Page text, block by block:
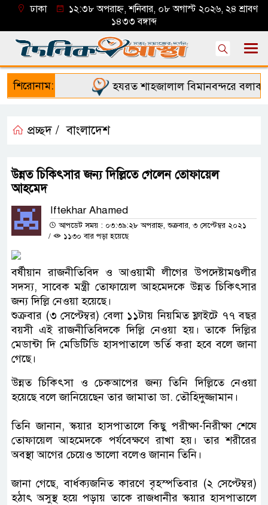
ঢাকা
১২:৩৮ অপরাহ্ন, শনিবার, ০৮ অগাস্ট ২০২৬, ২৪ শ্রাবণ
১৪৩৩ বঙ্গাব্দ
শিরোনাম: হযরত শাহজালাল বিমানবন্দরে বলাকা
প্রচ্ছদ / বাংলাদেশ
উন্নত চিকিৎসার জন্য দিল্লিতে গেলেন তোফায়েল
আহমেদ
Iftekhar Ahamed
আপডেট সময় : ০৩:৩৯:২৮ অপরাহ্ন, শুক্রবার, ৩ সেপ্টেম্বর ২০২১
/
১১৩০ বার পড়া হয়েছে
বর্ষীয়ান রাজনীতিবিদ ও আওয়ামী লীগের উপদেষ্টামণ্ডলীর
সদস্য, সাবেক মন্ত্রী তোফায়েল আহমেদকে উন্নত চিকিৎসার
জন্য দিল্লি নেওয়া হয়েছে।
শুক্রবার (৩ সেপ্টেম্বর) বেলা ১১টায় নিয়মিত ফ্লাইটে ৭৭ বছর
বয়সী এই রাজনীতিবিদকে দিল্লি নেওয়া হয়। তাকে দিল্লির
মেডান্টা দি মেডিটিডি হাসপাতালে ভর্তি করা হবে বলে জানা
গেছে।
উন্নত চিকিৎসা ও চেকআপের জন্য তিনি দিল্লিতে নেওয়া
হয়েছে বলে জানিয়েছেন তার জামাতা ডা. তৌহিদুজ্জামান।
তিনি জানান, স্কয়ার হাসপাতালে কিছু পরীক্ষা-নিরীক্ষা শেষে
তোফায়েল আহমেদকে পর্যবেক্ষণে রাখা হয়। তার শরীরের
অবস্থা আগের চেয়েও ভালো বলেও জানান তিনি।
জানা গেছে, বার্ধক্যজনিত কারণে বৃহস্পতিবার (২ সেপ্টেম্বর)
হঠাৎ অসুস্থ হয়ে পড়ায় তাকে রাজধানীর স্কয়ার হাসপাতালে